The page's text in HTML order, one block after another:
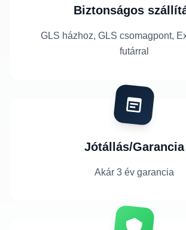
Biztonságos
GLS házhoz, GLS csomagpont,
futárral
Jótállás/Garancia
Akár 3 év garancia